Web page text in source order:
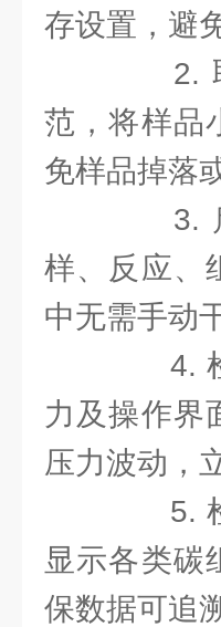
存设置，避
2. 取
范，将样品
免样品掉落
3. 启
样、反应、
中无需手动
4. 检
力及操作界
压力波动，
5. 检
显示各类碳
保数据可追